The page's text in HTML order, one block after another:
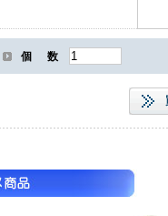
個 数